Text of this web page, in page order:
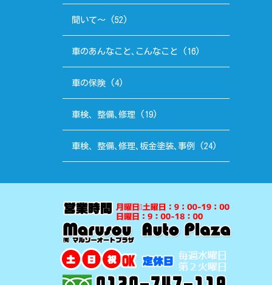
聞いて～(52)
車のあんなこと､こんなこと (16)
車の保険(4)
車検、整備､修理 (19)
車検、整備､修理､板金塗装､事例 (24)